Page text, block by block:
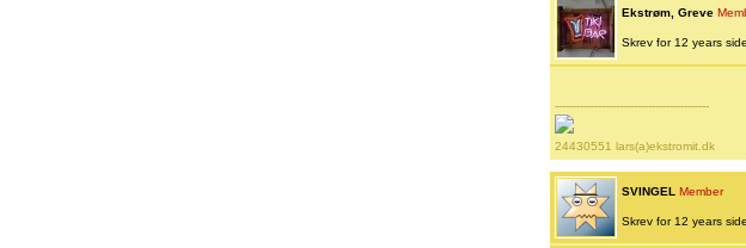
Ekstrøm, Greve
Skrev for 12 years
-------------------------------------------
24430551 lars(a)ekstromit.dk
SVINGEL Member
Skrev for 12 years